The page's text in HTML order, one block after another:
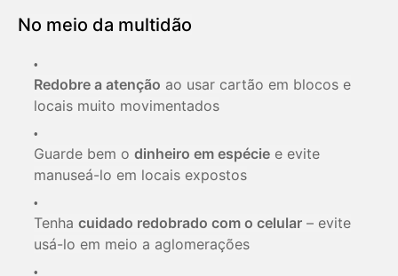
No meio da multidão
Redobre a atenção ao usar cartão em blocos e
locais muito movimentados
Guarde bem o dinheiro em espécie e evite
manuseá-lo em locais expostos
Tenha cuidado redobrado com o celular – evite
usá-lo em meio a aglomerações